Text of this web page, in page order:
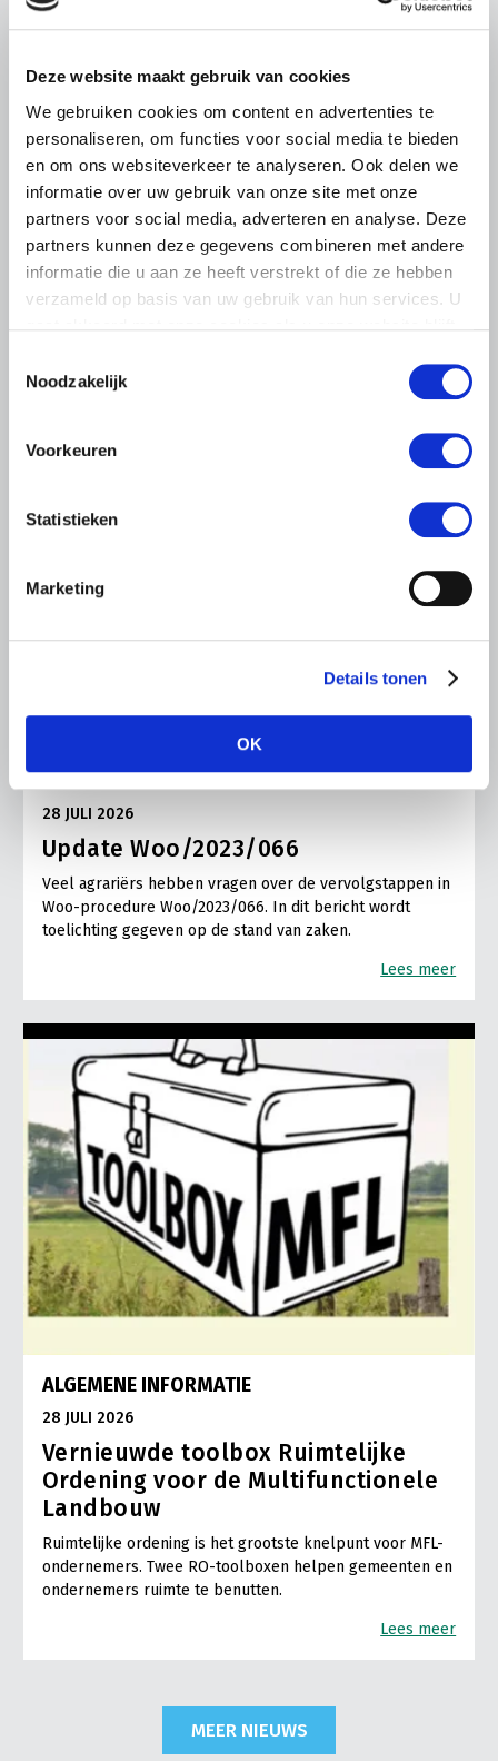
Deze website maakt gebruik van cookies
We gebruiken cookies om content en advertenties te
personaliseren, om functies voor social media te bieden
en om ons websiteverkeer te analyseren. Ook delen we
informatie over uw gebruik van onze site met onze
partners voor social media, adverteren en analyse. Deze
partners kunnen deze gegevens combineren met andere
informatie die u aan ze heeft verstrekt of die ze hebben
verzameld op basis van uw gebruik van hun services. U
Noodzakelijk
Voorkeuren
Statistieken
Marketing
Details tonen
OK
ALGEMENE INFORMATIE
28 JULI 2026
Warmere zomers, meer aandacht
voor hittestress bij paarden
Warme zomerdagen vragen steeds meer aandacht van
paardenhouders. Het voorkomen van hittestress is geen
Lees meer
ALGEMENE INFORMATIE
28 JULI 2026
Update Woo/2023/066
Veel agrariërs hebben vragen over de vervolgstappen in
Woo-procedure Woo/2023/066. In dit bericht wordt
toelichting gegeven op de stand van zaken.
Lees meer
ALGEMENE INFORMATIE
28 JULI 2026
Vernieuwde toolbox Ruimtelijke
Ordening voor de Multifunctionele
Landbouw
Ruimtelijke ordening is het grootste knelpunt voor MFL-
ondernemers. Twee RO-toolboxen helpen gemeenten en
ondernemers ruimte te benutten.
Lees meer
MEER NIEUWS